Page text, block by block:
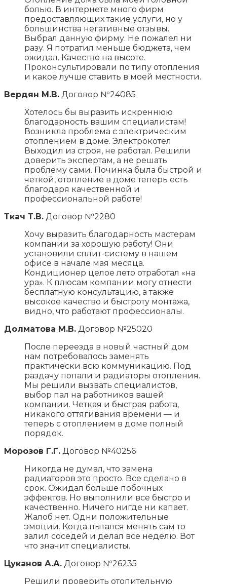
болью. В интернете много фирм
предоставляющих такие услуги, но у
большинства негативные отзывы.
Выбрал данную фирму. Не пожалел ни
разу. Я потратил меньше бюджета, чем
ожидал. Качество на высоте.
Проконсультировали по типу отопления
и какое лучше ставить в моей местности.
Вердян М.В. Договор №24085
Хотелось бы выразить искреннюю
благодарность вашим специалистам!
Возникла проблема с электрическим
отоплением в доме. Электрокотел
Выходил из строя, не работал. Решили
доверить экспертам, а не решать
проблему сами. Починка была быстрой и
четкой, отопление в доме теперь есть
благодаря качественной и
профессиональной работе!
Ткач Т.В. Договор №2280
Хочу выразить благодарность мастерам
компании за хорошую работу! Они
установили сплит-систему в нашем
офисе в начале мая месяца.
Кондиционер целое лето отработал «на
ура». К плюсам компании могу отнести
бесплатную консультацию, а также
высокое качество и быстроту монтажа,
видно, что работают профессионалы.
Долматова М.В. Договор №25020
После переезда в новый частный дом
нам потребовалось заменять
практически всю коммуникацию. Под
раздачу попали и радиаторы отопления.
Мы решили вызвать специалистов,
выбор пал на работников вашей
компании. Четкая и быстрая работа,
никакого оттягивания времени — и
теперь с отоплением в доме полный
порядок.
Морозов Г.Г. Договор №40256
Никогда не думал, что замена
радиаторов это просто. Все сделано в
срок. Ожидал больше побочных
эффектов. Но выполнили все быстро и
качественно. Ничего нигде ни капает.
Жалоб нет. Одни положительные
эмоции. Когда пытался менять сам то
залил соседей и делал все неделю. Вот
что значит специалисты.
Цуканов А.А. Договор №26235
Решили проверить отопительную